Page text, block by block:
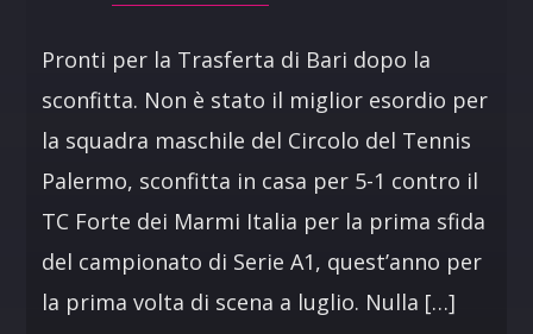
Pronti per la Trasferta di Bari dopo la
sconfitta. Non è stato il miglior esordio per
la squadra maschile del Circolo del Tennis
Palermo, sconfitta in casa per 5-1 contro il
TC Forte dei Marmi Italia per la prima sfida
del campionato di Serie A1, quest’anno per
la prima volta di scena a luglio. Nulla […]